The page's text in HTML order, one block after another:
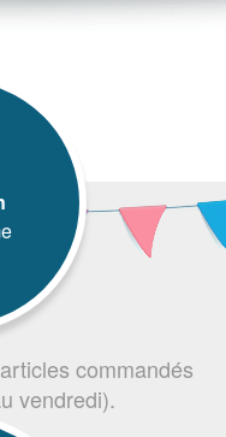
commandés
vendredi).